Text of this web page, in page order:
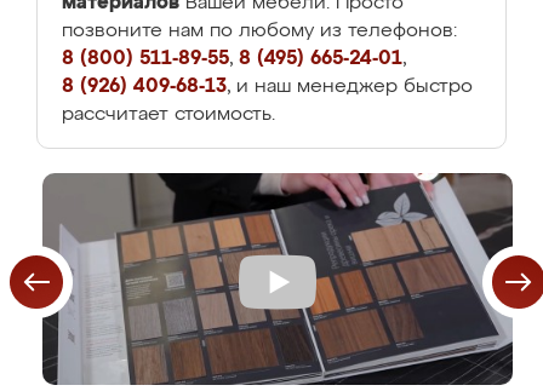
позвоните нам по любому из телефонов:
8 (800) 511-89-55, 8 (495) 665-24-01,
8 (926) 409-68-13, и наш менеджер быстро
рассчитает стоимость.